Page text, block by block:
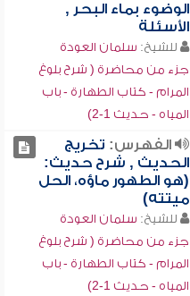
الوضوء بماء البحر ,
الأسئلة
للشيخ: سلمان العودة
جزء من محاضرة ( شرح بلوغ
المرام - كتاب الطهارة - باب
المياه - حديث 1-2)
الفهرس: تخريج
الحديث , شرح حديث:
(هو الطهور ماؤه، الحل
ميتته)
للشيخ: سلمان العودة
جزء من محاضرة ( شرح بلوغ
المرام - كتاب الطهارة - باب
المياه - حديث 1-2)